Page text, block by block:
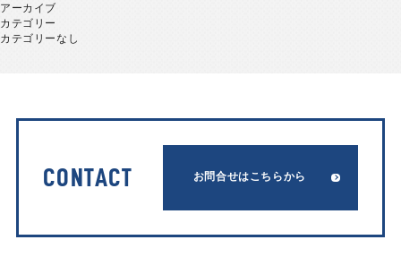
アーカイブ
カテゴリー
カテゴリーなし
CONTACT お問合せはこちらから